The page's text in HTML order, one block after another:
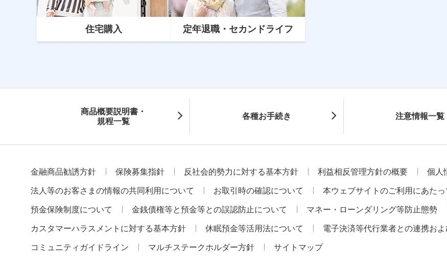
住宅購入 定年退職・セカンドライフ
て知ろう
を解説
商品概要説明書・
規程一覧
各種お手続き 注意情報一覧
金融商品勧誘方針 保険募集指針 反社会的勢力に対する基本方針 利益相反管理方針の概要 個人
法人等のお客さまの情報の共同利用について お取引時の確認について 本ウェブサイトのご利用にあたっ
預金保険制度について 金銭債権等と預金等との誤認防止について マネー・ローンダリング等防止態勢
カスタマーハラスメントに対する基本方針 休眠預金等活用法について 電子決済等代行業者との連携お
コミュニティガイドライン マルチステークホルダー方針 サイトマップ